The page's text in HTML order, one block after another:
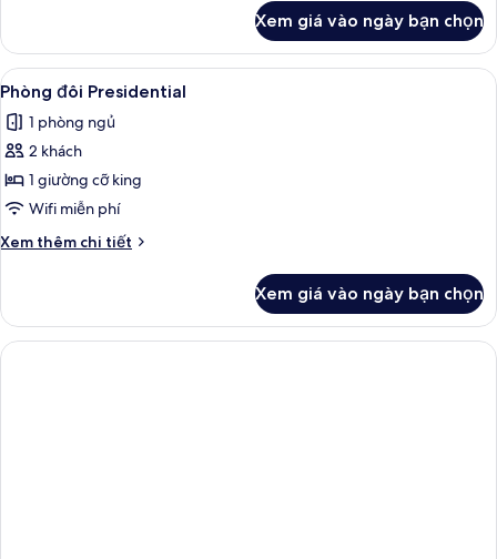
king
Phòng
Royal,
1
giường
cỡ
king
Xem giá vào ngày bạn chọn
Xem
tất
cả
ảnh
Phòng
đôi
Presidential
Phòng đôi Presidential | Bộ đồ
4
Phòng đôi Presidential
1 phòng ngủ
2 khách
1 giường cỡ king
Wifi miễn phí
Xem thêm chi tiết
Chi
Phòng
đôi
Presidential
Xem giá vào ngày bạn chọn